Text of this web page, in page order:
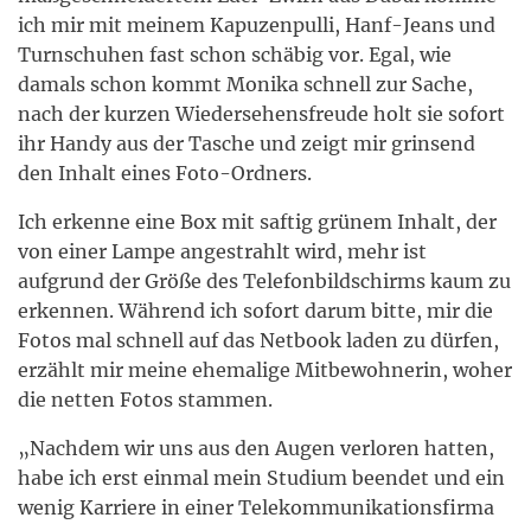
ich mir mit meinem Kapuzenpulli, Hanf-Jeans und
Turnschuhen fast schon schäbig vor. Egal, wie
damals schon kommt Monika schnell zur Sache,
nach der kurzen Wiedersehensfreude holt sie sofort
ihr Handy aus der Tasche und zeigt mir grinsend
den Inhalt eines Foto-Ordners.
Ich erkenne eine Box mit saftig grünem Inhalt, der
von einer Lampe angestrahlt wird, mehr ist
aufgrund der Größe des Telefonbildschirms kaum zu
erkennen. Während ich sofort darum bitte, mir die
Fotos mal schnell auf das Netbook laden zu dürfen,
erzählt mir meine ehemalige Mitbewohnerin, woher
die netten Fotos stammen.
„Nachdem wir uns aus den Augen verloren hatten,
habe ich erst einmal mein Studium beendet und ein
wenig Karriere in einer Telekommunikationsfirma